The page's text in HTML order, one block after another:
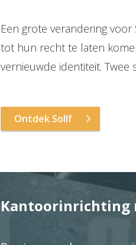
Een grote verandering
tot hun recht te laten
vernieuwde identiteit.
Ontdek Sollf
Kantoorinrichting